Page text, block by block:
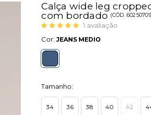
Calça wide leg
com bordado (CÓD.
1 avaliação
Cor:JEANS MEDIO
Tamanho:
34 36 38 40 42